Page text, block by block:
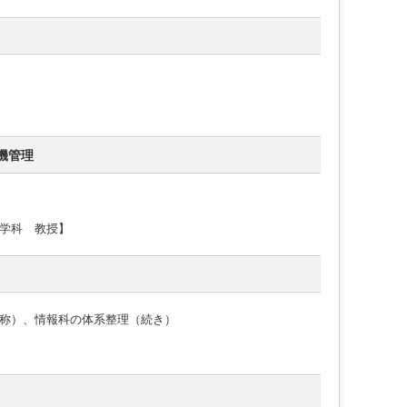
管理
科 教授】
）、情報科の体系整理（続き）